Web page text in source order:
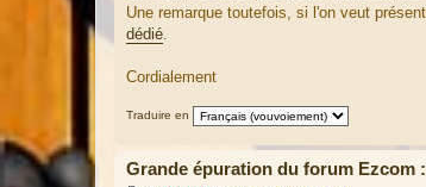
a
g
e
Une remarque toutefois, si l'on veut
dédié.
Cordialement
Traduire en
Grande épuration du forum Ezcom